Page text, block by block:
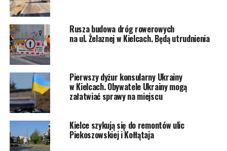
Rusza budowa dróg rowerowych
na ul. Żelaznej w Kielcach. Będą utrudnienia
Pierwszy dyżur konsularny Ukrainy
w Kielcach. Obywatele Ukrainy mogą
załatwiać sprawy na miejscu
Kielce szykują się do remontów ulic
Piekoszowskiej i Kołłątaja